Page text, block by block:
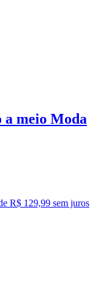
meio Moda
R$ 129,99 sem juros